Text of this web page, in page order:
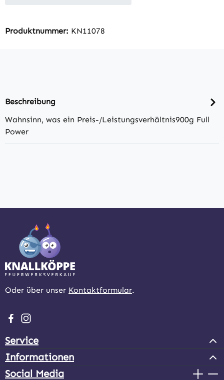
Produktnummer: KN11078
Beschreibung
Wahnsinn, was ein Preis-/Leistungsverhältnis900g Full
Power
Oder über unser Kontaktformular.
Besuche uns auf Facebook – öffnet in neuem Tab
Schau auf Instagram vorbei – öffnet in neuem Tab
Service
Informationen
Social Media